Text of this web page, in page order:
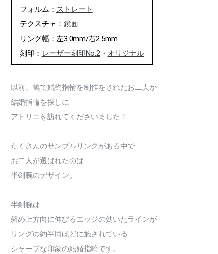
フォルム： ストレート
テクスチャ： 鏡面
リング幅：左3.0mm/右2.5mm
刻印： レーザー刻印No.2・ オリジナル
以前、鶴で婚約指輪を制作をされたお二人が
結婚指輪を探しに
アトリエを訪れてくださいました！
たくさんのサンプルリングがある中で
お二人が選ばれたのは
半剣腕のデザイン。
半剣腕は
斜め上方向に伸びるエッジの効いたラインが
リングの約半周ほどに施されている
シャープな印象の結婚指輪です。